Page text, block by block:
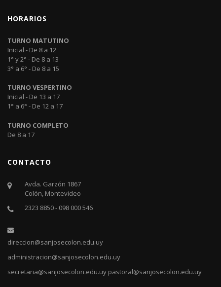
HORARIOS
TURNO MATUTINO
Inicial - De 8 a 12
1° y 2° - De 8 a 13
3° a 6° - De 8 a 15
TURNO VESPERTINO
Inicial - De 13 a 17
1° a 6° - De 12 a 17
TURNO COMPLETO
De 8 a 17
CONTACTO
Avda. Garzón 1867
Colón, Montevideo
2323 8850 - 098 000 546
direccion@sanjosecolon.edu.uy
administracion@sanjosecolon.edu.uy
secretaria@sanjosecolon.edu.uy pastoral@sanjosecolon.edu.uy